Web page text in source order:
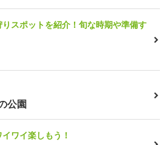
スポットを紹介！旬な時期や準備す
公園
ワイ楽しもう！